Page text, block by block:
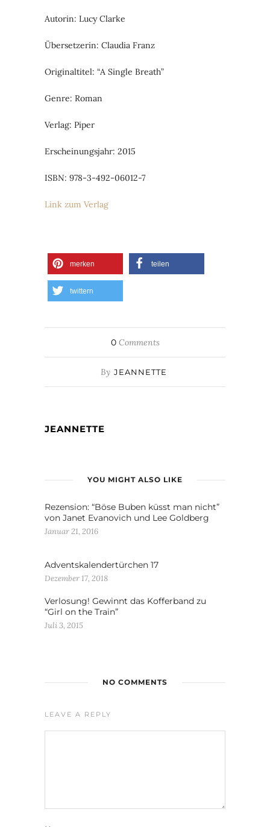
Autorin: Lucy Clarke
Übersetzerin: Claudia Franz
Originaltitel: “A Single Breath”
Genre: Roman
Verlag: Piper
Erscheinungsjahr: 2015
ISBN: 978-3-492-06012-7
Link zum Verlag
merken teilen
twittern
0Comments
By JEANNETTE
JEANNETTE
YOU MIGHT ALSO LIKE
Rezension: “Böse Buben küsst man nicht”
von Janet Evanovich und Lee Goldberg
Januar 21, 2016
Adventskalendertürchen 17
Dezember 17, 2018
Verlosung! Gewinnt das Kofferband zu
“Girl on the Train”
Juli 3, 2015
NO COMMENTS
LEAVE A REPLY